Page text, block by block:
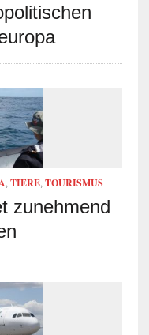
, TIERE, TOURISMUS
zunehmend